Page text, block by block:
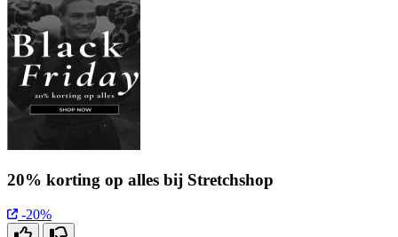
20% korting op alles bij Stretchshop
-20%